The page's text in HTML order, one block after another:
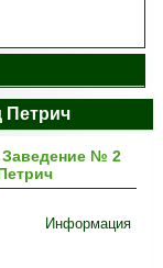
Петрич
Заведение № 2
Информация